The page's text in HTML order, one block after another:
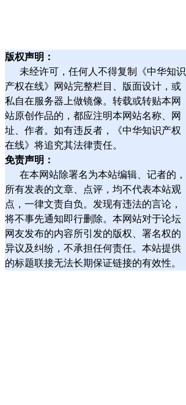
版权声明：
未经许可，任何人不得复制《中华知识
产权在线》网站完整栏目、版面设计，或
私自在服务器上做镜像。转载或转贴本网
站原创作品的，都应注明本网站名称、网
址、作者。如有违反者，《中华知识产权
在线》将追究其法律责任。
免责声明：
在本网站除署名为本站编辑、记者的，
所有发表的文章、点评，均不代表本站观
点，一律文责自负。发现有违法的言论，
将不事先通知即行删除。本网站对于论坛
网友发布的内容所引发的版权、署名权的
异议及纠纷，不承担任何责任。本站提供
的标题联接无法长期保证链接的有效性。